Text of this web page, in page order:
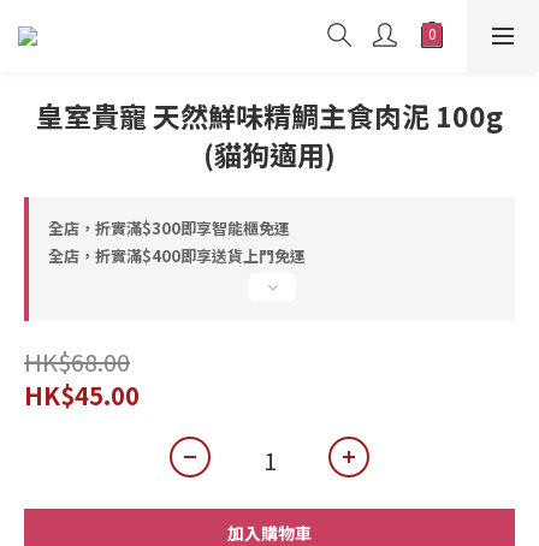
皇室貴寵 天然鮮味精鯛主食肉泥 100g
(貓狗適用)
全店，折實滿$300即享智能櫃免運
全店，折實滿$400即享送貨上門免運
HK$68.00
HK$45.00
加入購物車